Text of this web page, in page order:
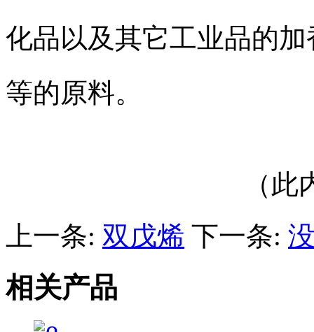
化品以及其它工业品的
等的原料。
（
上一条: 双戊烯 下一条:
相关产品